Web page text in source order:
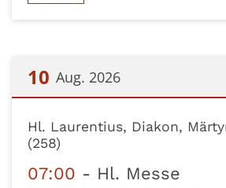
10 Aug. 2026
Hl. Laurentius, Diakon,
(258)
07:00 Hl. Messe